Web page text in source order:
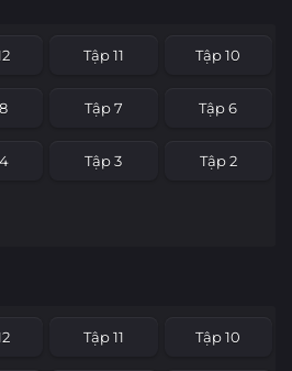
Tập 11 Tập 10
Tập 7 Tập 6
Tập 3 Tập 2
Tập 11 Tập 10